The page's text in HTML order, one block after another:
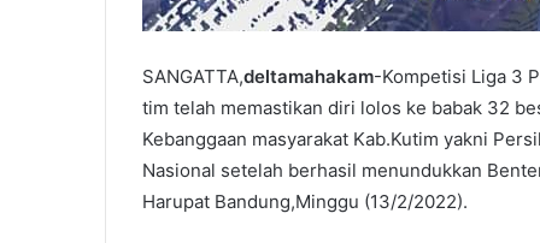
SANGATTA,deltamahakam-Kompetisi Liga 3
tim telah memastikan diri lolos ke babak 32
Kebanggaan masyarakat Kab.Kutim yakni
Nasional setelah berhasil menundukkan
Harupat Bandung,Minggu (13/2/2022).